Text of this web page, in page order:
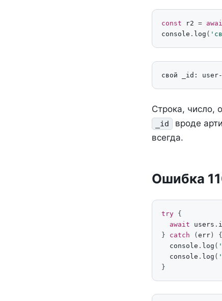
const r2 =
console . log (
Строка, число,
_id вроде
всегда.
Ошибка
try {
await
users .
}
catch ( err )
{
console . log (
console . log (
}